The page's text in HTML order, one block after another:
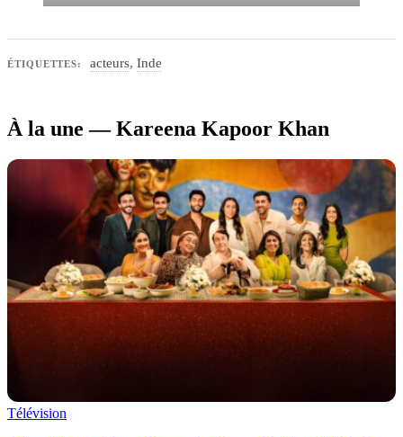
ÉTIQUETTES: acteurs, Inde
À la une — Kareena Kapoor Khan
Télévision